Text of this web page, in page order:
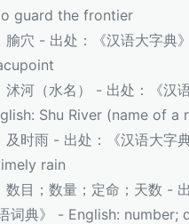
guard the frontier
腧穴 - 出处：《汉语大字典
沭河（水名） - 出处：《汉
Shu River (name of a
及时雨 - 出处：《汉语大字
rain
目；数量；定命；天数 -
语词典》 - English: number;